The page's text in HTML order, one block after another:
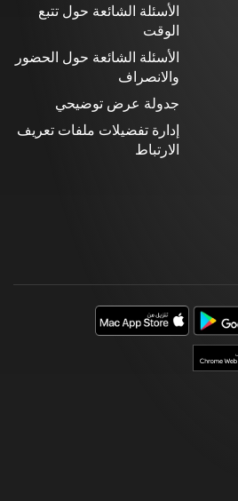
الأسئلة الشائعة حول تتبع
الوقت
الأسئلة الشائعة حول الحضور
والانصراف
جدولة عرض توضيحي
إدارة تفضيلات ملفات تعريف
الارتباط